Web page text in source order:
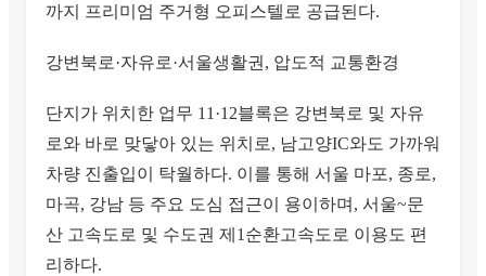
까지 프리미엄 주거형 오피스텔로 공급된다.
강변북로·자유로·서울생활권, 압도적 교통환경
단지가 위치한 업무 11·12블록은 강변북로 및 자유
로와 바로 맞닿아 있는 위치로, 남고양IC와도 가까워
차량 진출입이 탁월하다. 이를 통해 서울 마포, 종로,
마곡, 강남 등 주요 도심 접근이 용이하며, 서울~문
산 고속도로 및 수도권 제1순환고속도로 이용도 편
리하다.